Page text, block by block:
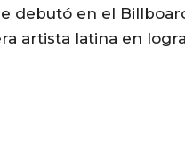
debutó en el
artista latina en